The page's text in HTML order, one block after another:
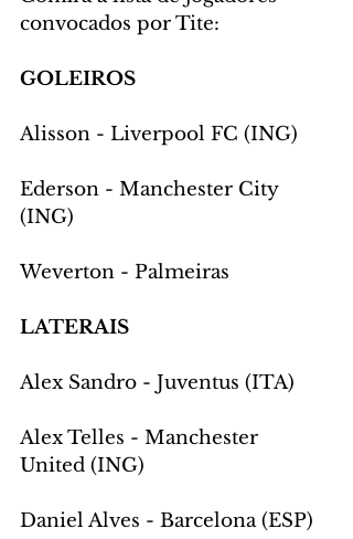
convocados por Tite:
GOLEIROS
Alisson - Liverpool FC (ING)
Ederson - Manchester City
(ING)
Weverton - Palmeiras
LATERAIS
Alex Sandro - Juventus (ITA)
Alex Telles - Manchester
United (ING)
Daniel Alves - Barcelona (ESP)